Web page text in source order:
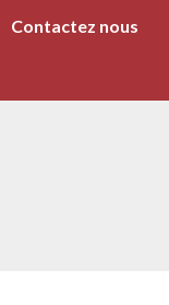
Contactez nous